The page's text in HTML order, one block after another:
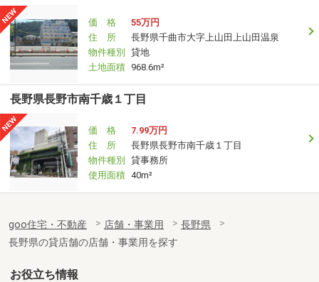
価 格
55万円
住 所
長野県千曲市大字上山田上山田温泉
物件種別
貸地
土地面積 968.6m²
長野県長野市南千歳１丁目
価 格
7.99万円
住 所
長野県長野市南千歳１丁目
物件種別
貸事務所
使用面積 40m²
goo住宅・不動産 店舗・事業用
長野県
長野県の貸店舗の店舗・事業用を探す
お役立ち情報